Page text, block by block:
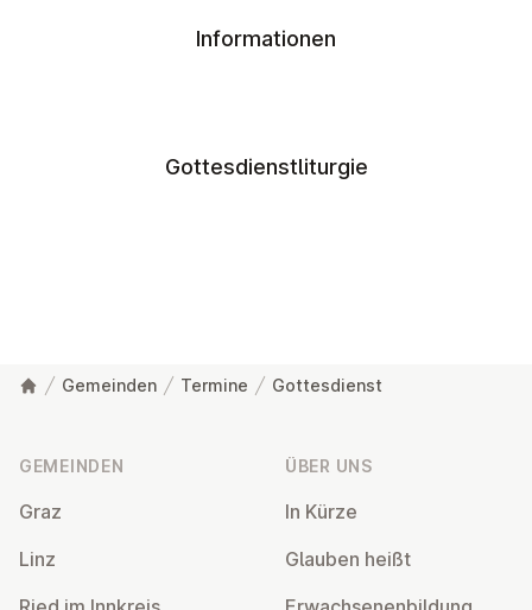
Informationen
Gottesdienstliturgie
Gemeinden Termine Gottesdienst
GEMEINDEN
Graz
Linz
ÜBER UNS
In Kürze
Glauben heißt